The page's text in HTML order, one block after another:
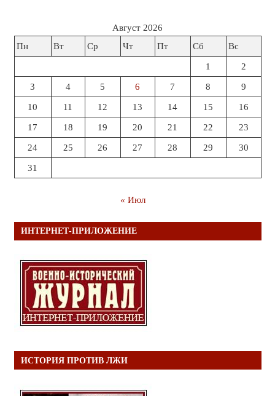
Август 2026
Пн
Вт Ср Чт Пт Сб Вс
1 2
3 4 5 6 7 8 9
10 11 12 13 14 15 16
17 18 19 20 21 22 23
24 25 26 27 28 29 30
31
« Июл
ИНТЕРНЕТ-ПРИЛОЖЕНИЕ
ИСТОРИЯ ПРОТИВ ЛЖИ